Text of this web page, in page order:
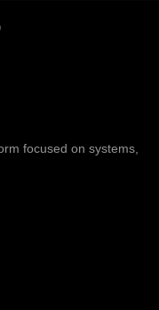
focused on systems,